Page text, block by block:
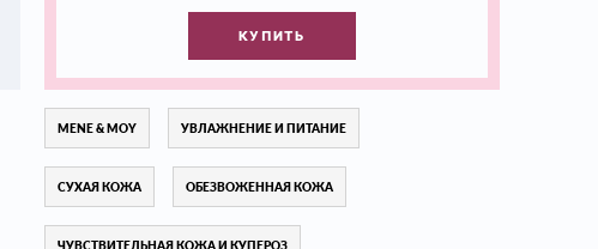
КУПИТЬ
MENE & MOY УВЛАЖНЕНИЕ И ПИТАНИЕ
СУХАЯ КОЖА ОБЕЗВОЖЕННАЯ КОЖА
ЧУВСТВИТЕЛЬНАЯ КОЖА И КУПЕРОЗ